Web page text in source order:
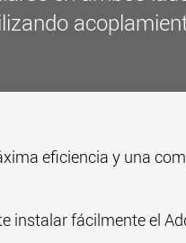
eficiencia y una
instalar fácilmente el